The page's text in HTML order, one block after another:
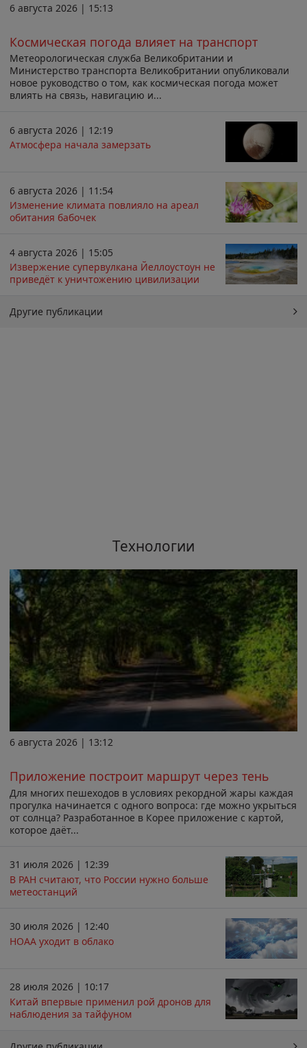
6 августа 2026 | 15:13
Космическая погода влияет на транспорт
Метеорологическая служба Великобритании и
Министерство транспорта Великобритании опубликовали
новое руководство о том, как космическая погода может
влиять на связь, навигацию и...
6 августа 2026 | 12:19
Атмосфера начала замерзать
6 августа 2026 | 11:54
Изменение климата повлияло на ареал
обитания бабочек
4 августа 2026 | 15:05
Извержение супервулкана Йеллоустоун не
приведёт к уничтожению цивилизации
Другие публикации
Технологии
6 августа 2026 | 13:12
Приложение построит маршрут через тень
Для многих пешеходов в условиях рекордной жары каждая
прогулка начинается с одного вопроса: где можно укрыться
от солнца? Разработанное в Корее приложение с картой,
которое даёт...
31 июля 2026 | 12:39
В РАН считают, что России нужно больше
метеостанций
30 июля 2026 | 12:40
НОАА уходит в облако
28 июля 2026 | 10:17
Китай впервые применил рой дронов для
наблюдения за тайфуном